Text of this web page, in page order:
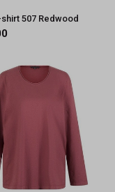
shirt 507 Redwood